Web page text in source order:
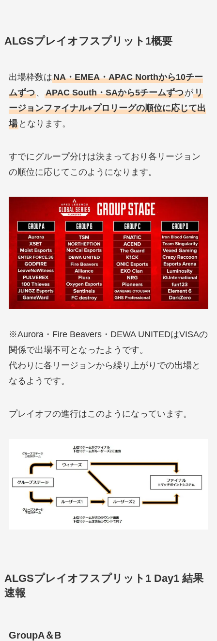
ALGSプレイオフスプリット1概要
出場枠数はNA・EMEA・APAC Northから10チー
ムずつ、 APAC South・SAから5チームずつがリ
ージョンファイナル+プロリーグの順位に応じて出
場となります。
すでにグループ分けは決まっており各リージョン
の順位に応じてこのようになります。
※Aurora・Fire Beavers・DEWA UNITEDはVISAの
関係で出場不可となったようです。
代わりに各リージョンから繰り上がりでの出場と
なるようです。
プレイオフの進行はこのようになっています。
ALGSプレイオフスプリット1 Day1 結果
速報
GroupA＆B